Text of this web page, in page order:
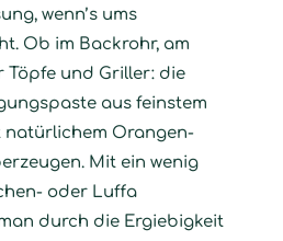
wenn’s ums
Ob im Backrohr, am
Töpfe und Griller: die
aus feinstem
natürlichem Orangen-
Mit ein wenig
oder Luffa
durch die Ergiebigkeit